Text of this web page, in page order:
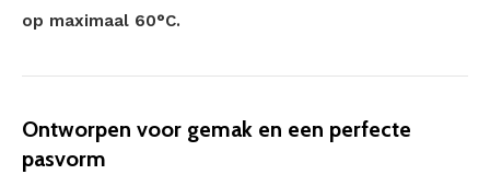
op maximaal 60°C.
Ontworpen voor gemak en een perfecte
pasvorm